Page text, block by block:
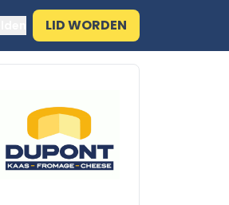
LID WORDEN